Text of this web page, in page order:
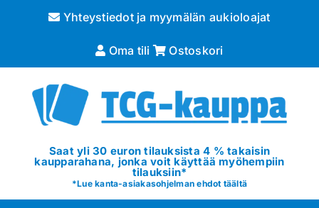
Yhteystiedot ja myymälän aukioloajat
Oma tili Ostoskori
Saat yli 30 euron tilauksista 4 % takaisin
kaupparahana, jonka voit käyttää myöhempiin
tilauksiin*
*Lue kanta-asiakasohjelman ehdot täältä